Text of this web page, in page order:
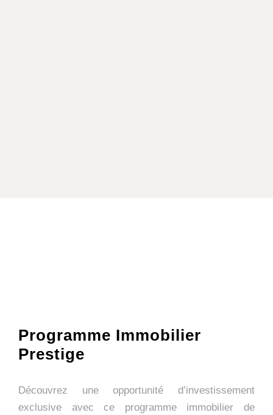
Programme Immobilier
Prestige
Découvrez une opportunité d’investissement
exclusive avec ce programme immobilier de